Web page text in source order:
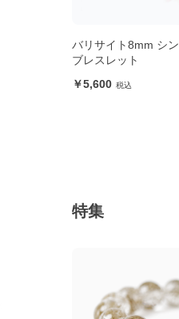
バリサイト8mm シ
ブレスレット
5,600
特集